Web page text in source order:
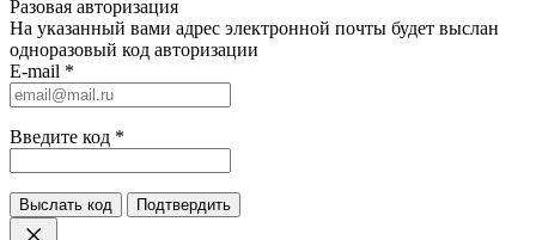
Разовая авторизация
На указанный вами адрес электронной почты будет выслан
одноразовый код авторизации
E-mail *
Введите код *
Выслать код Подтвердить